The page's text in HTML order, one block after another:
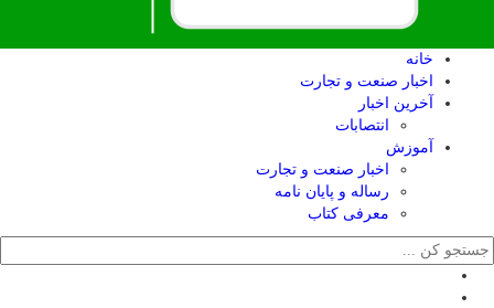
خانه
اخبار صنعت و تجارت
آخرین اخبار
انتصابات
آموزش
اخبار صنعت و تجارت
رساله و پایان نامه
معرفی کتاب